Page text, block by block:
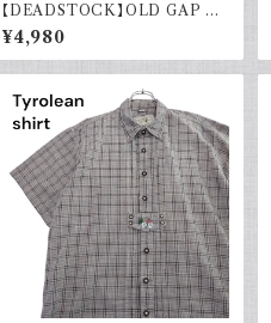
【DEADSTOCK】OLD GAP オ
ールドギャップ コットンリネンシャ
ツ 半袖 タグ付き 00s 古着
¥4,980